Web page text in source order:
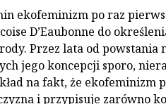
ekofeminizm po raz
D’Eaubonne do
Przez lata od powstania
jego koncepcji sporo,
na fakt, że ekofeminizm
i przypisuje zarówno